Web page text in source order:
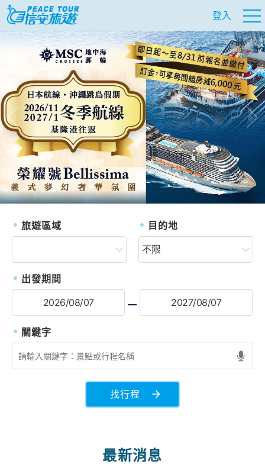
登入
往前 往
旅遊區域 目的地
出發期間
找行程
最新消息